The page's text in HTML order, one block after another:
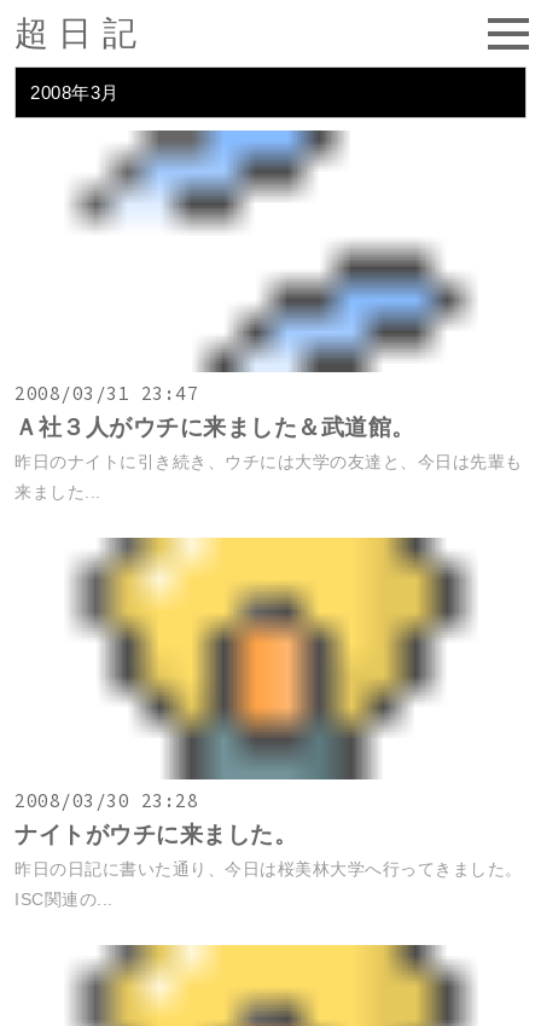
超日記
2008年3月
2008/03/31 23:47
Ａ社３人がウチに来ました＆武道館。
昨日のナイトに引き続き、ウチには大学の友達と、今日は先輩も
来ました...
2008/03/30 23:28
ナイトがウチに来ました。
昨日の日記に書いた通り、今日は桜美林大学へ行ってきました。
ISC関連の...